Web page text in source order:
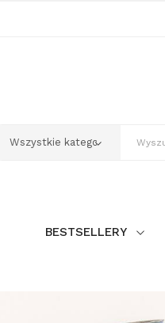
BESTSELLERY